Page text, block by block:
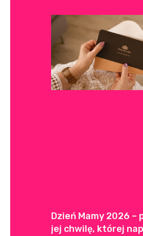
Dzień Mamy 2026 –
jej chwilę, której